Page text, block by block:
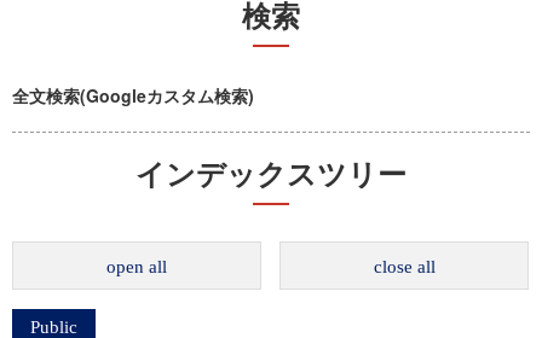
検索
全文検索(Googleカスタム検索)
インデックスツリー
open all close all
Public